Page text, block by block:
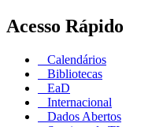
Acesso Rápido
Calendários
Bibliotecas
EaD
Internacional
Dados Abertos